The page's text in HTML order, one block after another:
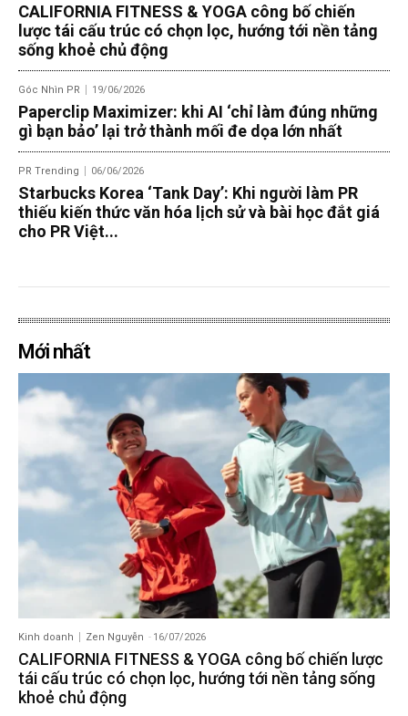
CALIFORNIA FITNESS & YOGA công bố chiến
lược tái cấu trúc có chọn lọc, hướng tới nền tảng
sống khoẻ chủ động
Góc Nhìn PR 19/06/2026
Paperclip Maximizer: khi AI ‘chỉ làm đúng những
gì bạn bảo’ lại trở thành mối đe dọa lớn nhất
PR Trending 06/06/2026
Starbucks Korea ‘Tank Day’: Khi người làm PR
thiếu kiến thức văn hóa lịch sử và bài học đắt giá
cho PR Việt...
Mới nhất
Kinh doanh Zen Nguyễn - 16/07/2026
CALIFORNIA FITNESS & YOGA công bố chiến lược
tái cấu trúc có chọn lọc, hướng tới nền tảng sống
khoẻ chủ động